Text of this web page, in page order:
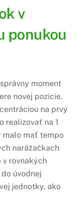
v
ponukou
moment
novej pozície.
na prvý
realizovať na 1
mať tempo
narážačkach
v rovnakých
úvodnej
jednotky, ako